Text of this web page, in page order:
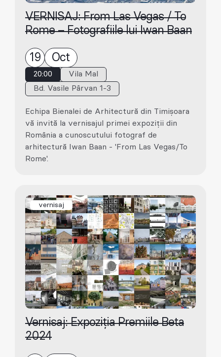
VERNISAJ: From Las Vegas / To
Rome – Fotografiile lui Iwan Baan
19 Oct
20:00
Vila Mal
Bd. Vasile Pârvan 1-3
Echipa Bienalei de Arhitectură din Timișoara
vă invită la vernisajul primei expoziții din
România a cunoscutului fotograf de
arhitectură Iwan Baan - 'From Las Vegas/To
Rome'.
vernisaj
Vernisaj: Expoziția Premiile Beta
2024